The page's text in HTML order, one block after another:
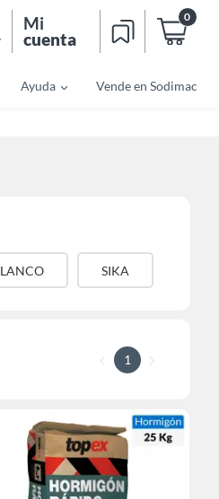
Mi
cuenta
0
Ayuda Vende en Sodimac
LANCO SIKA
1